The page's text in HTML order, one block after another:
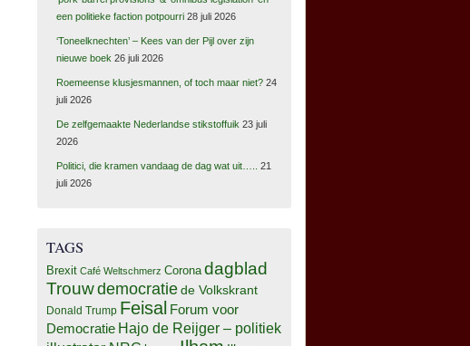
een politieke faction potpourri 28 juli 2026
‘Toneelknechten’ – Kees van der Pijl over zijn
nieuwe boek 26 juli 2026
Roemeense klusjesmannen, of toch maar niet? 24
juli 2026
De zelfgemaakte Nederlandse stikstoffuik 23 juli
2026
Politici, die kramen vandaag de dag wat uit…..
21
juli 2026
TAGS
Brexit Café Weltschmerz Corona dagblad
Trouwdemocratiede Volkskrant
Donald Trump Feisal Forum voor
Democratie Hajo de Reijger – politiek